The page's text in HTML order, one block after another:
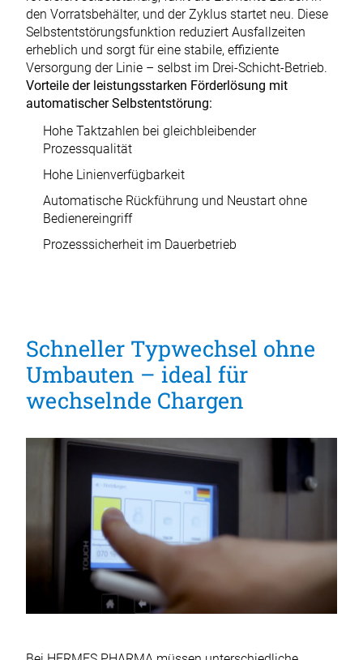
den Vorratsbehälter, und der Zyklus startet neu. Diese
Selbstentstörungsfunktion reduziert Ausfallzeiten
erheblich und sorgt für eine stabile, effiziente
Versorgung der Linie – selbst im Drei-Schicht-Betrieb.
Vorteile der leistungsstarken Förderlösung mit
automatischer Selbstentstörung:
Hohe Taktzahlen bei gleichbleibender
Prozessqualität
Hohe Linienverfügbarkeit
Automatische Rückführung und Neustart ohne
Bedienereingriff
Prozesssicherheit im Dauerbetrieb
Schneller Typwechsel ohne
Umbauten – ideal für
wechselnde Chargen